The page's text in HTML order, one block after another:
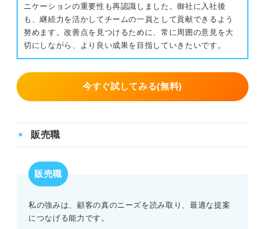
ニケーションの重要性も再認識しました。御社に入社後
も、継続力を活かしてチームの一員として貢献できるよう
努めます。改善点を見つけるために、常に周囲の意見を大
切にしながら、より良い成果を目指していきたいです。
今すぐ試してみる(無料)
販売職
販売職
私の強みは、顧客の真のニーズを読み取り、最適な提案
につなげる能力です。